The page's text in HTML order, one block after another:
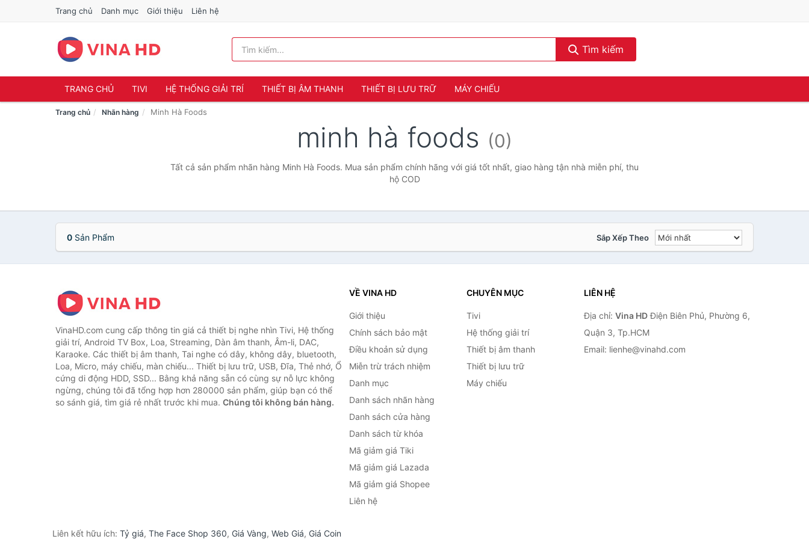
Trang chủ Danh mục Giới thiệu Liên hệ
Tìm kiếm
TRANG CHỦ TIVI HỆ THỐNG GIẢI TRÍ THIẾT BỊ ÂM THANH THIẾT BỊ LƯU TRỮ MÁY CHIẾU
Trang chủ Nhãn hàng Minh Hà Foods
minh hà foods (0)
Tất cả sản phẩm nhãn hàng Minh Hà Foods. Mua sản phẩm chính hãng với giá tốt nhất, giao hàng tận nhà miễn phí, thu
hộ COD
0 Sản Phẩm Sắp Xếp Theo
VinaHD.com cung cấp thông tin giá cả thiết bị nghe nhìn Tivi, Hệ thống
giải trí, Android TV Box, Loa, Streaming, Dàn âm thanh, Âm-li, DAC,
Karaoke. Các thiết bị âm thanh, Tai nghe có dây, không dây, bluetooth,
Loa, Micro, máy chiếu, màn chiếu... Thiết bị lưu trữ, USB, Đĩa, Thẻ nhớ, Ổ
cứng di động HDD, SSD... Bằng khả năng sẵn có cùng sự nỗ lực không
ngừng, chúng tôi đã tổng hợp hơn 280000 sản phẩm, giúp bạn có thể
so sánh giá, tìm giá rẻ nhất trước khi mua. Chúng tôi không bán hàng.
VỀ VINA HD
Giới thiệu
Chính sách bảo mật
Điều khoản sử dụng
Miễn trừ trách nhiệm
Danh mục
Danh sách nhãn hàng
Danh sách cửa hàng
Danh sách từ khóa
Mã giảm giá Tiki
Mã giảm giá Lazada
Mã giảm giá Shopee
Liên hệ
CHUYÊN MỤC
Tivi
Hệ thống giải trí
Thiết bị âm thanh
Thiết bị lưu trữ
Máy chiếu
LIÊN HỆ
Địa chỉ: Vina HDĐiện Biên Phủ, Phường 6,
Quận 3, Tp.HCM
Email: lienhe@vinahd.com
Liên kết hữu ích: Tỷ giá, The Face Shop 360, Giá Vàng, Web Giá, Giá Coin